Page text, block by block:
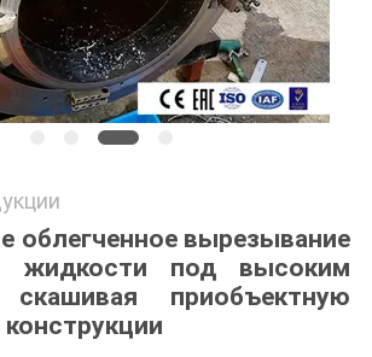
облегченное вырезывание
жидкости под высоким
скашивая приобъектную